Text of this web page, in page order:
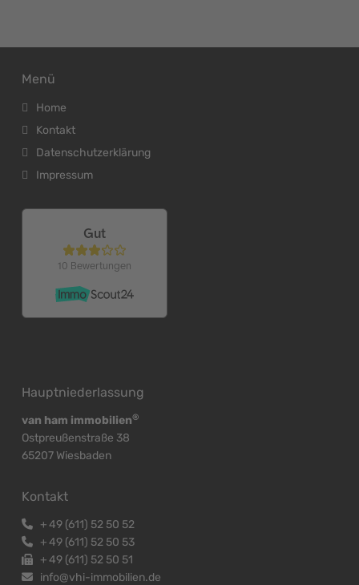
Menü
Home
Kontakt
Datenschutzerklärung
Impressum
Hauptniederlassung
van ham immobilien®
Ostpreußenstraße 38
65207 Wiesbaden
Kontakt
+49 (611) 52 50 52
+49 (611) 52 50 53
+49 (611) 52 50 51
info@vhi-immobilien.de